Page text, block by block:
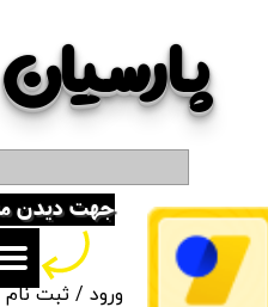
ورود /ثبت
حساب کاربری من
تغییر گذر واژه
سفارشات
خروج از حساب کاربری
جهت دیدن